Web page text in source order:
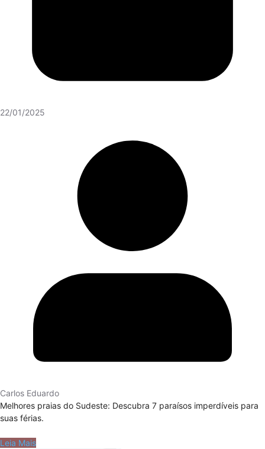
22/01/2025
Carlos Eduardo
Melhores praias do Sudeste: Descubra 7 paraísos imperdíveis para
suas férias.
Leia Mais